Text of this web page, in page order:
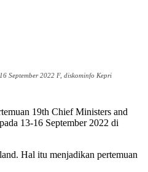
September 2022 F, diskominfo Kepri
19th Chief Ministers and
13-16 September 2022 di
Hal itu menjadikan pertemuan